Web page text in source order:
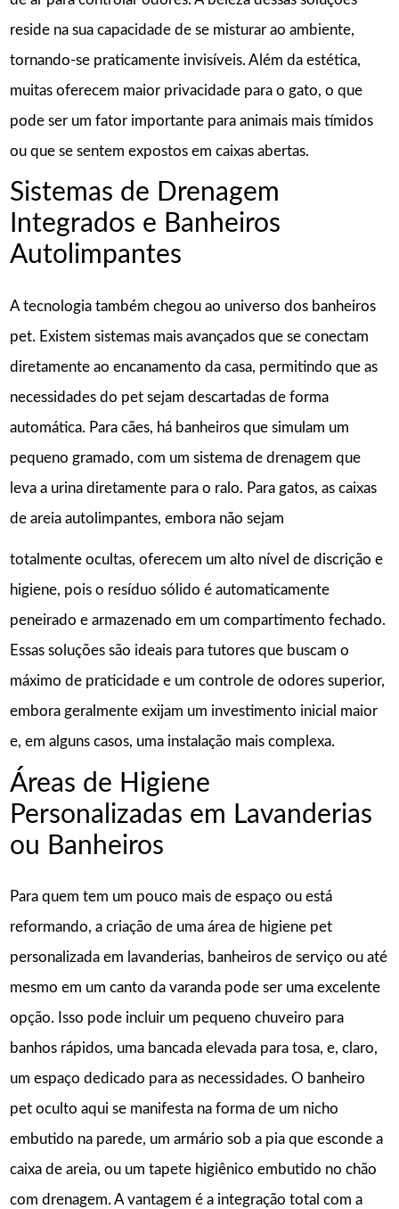
reside na sua capacidade de se misturar ao ambiente,
tornando-se praticamente invisíveis. Além da estética,
muitas oferecem maior privacidade para o gato, o que
pode ser um fator importante para animais mais tímidos
ou que se sentem expostos em caixas abertas.
Sistemas de Drenagem
Integrados e Banheiros
Autolimpantes
A tecnologia também chegou ao universo dos banheiros
pet. Existem sistemas mais avançados que se conectam
diretamente ao encanamento da casa, permitindo que as
necessidades do pet sejam descartadas de forma
automática. Para cães, há banheiros que simulam um
pequeno gramado, com um sistema de drenagem que
leva a urina diretamente para o ralo. Para gatos, as caixas
de areia autolimpantes, embora não sejam
totalmente ocultas, oferecem um alto nível de discrição e
higiene, pois o resíduo sólido é automaticamente
peneirado e armazenado em um compartimento fechado.
Essas soluções são ideais para tutores que buscam o
máximo de praticidade e um controle de odores superior,
embora geralmente exijam um investimento inicial maior
e, em alguns casos, uma instalação mais complexa.
Áreas de Higiene
Personalizadas em Lavanderias
ou Banheiros
Para quem tem um pouco mais de espaço ou está
reformando, a criação de uma área de higiene pet
personalizada em lavanderias, banheiros de serviço ou até
mesmo em um canto da varanda pode ser uma excelente
opção. Isso pode incluir um pequeno chuveiro para
banhos rápidos, uma bancada elevada para tosa, e, claro,
um espaço dedicado para as necessidades. O banheiro
pet oculto aqui se manifesta na forma de um nicho
embutido na parede, um armário sob a pia que esconde a
caixa de areia, ou um tapete higiênico embutido no chão
com drenagem. A vantagem é a integração total com a